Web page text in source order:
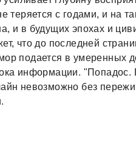
теряется с годами, и на
и в будущих эпохах и
что до последней
подается в умеренных
информации. "Попадос.
невозможно без